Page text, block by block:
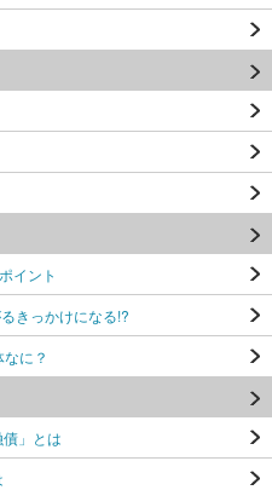
イント
きっかけになる!?
に？
」とは